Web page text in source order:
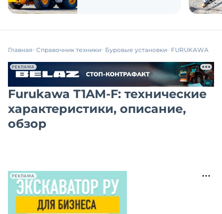
Главная Справочник техники Буровые установки FURUKAWA
РЕКЛАМА
Furukawa T1AM-F: технические
характеристики, описание,
обзор
РЕКЛАМА